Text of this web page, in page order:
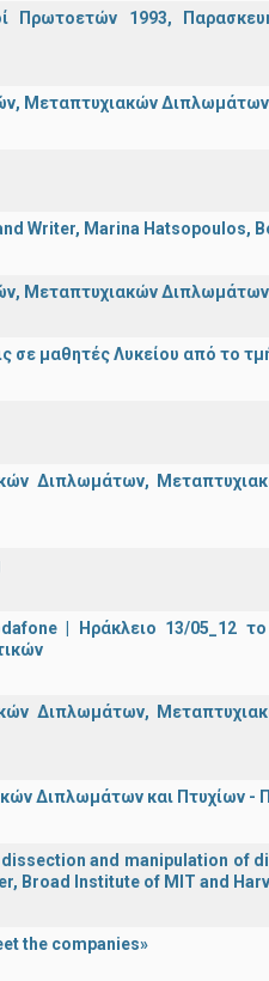
Πρωτοετών 1993,
Μεταπτυχιακών
Writer, Marina Hatsopoulos,
Μεταπτυχιακών
σε μαθητές Λυκείου από το
Διπλωμάτων,
| Ηράκλειο 13/05_12
Διπλωμάτων,
Διπλωμάτων και Πτυχίων -
and manipulation of
Broad Institute of MIT and
the companies»